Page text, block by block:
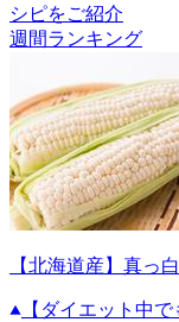
シピをご紹介
週間ランキング
【北海道産】真っ
【ダイエット中